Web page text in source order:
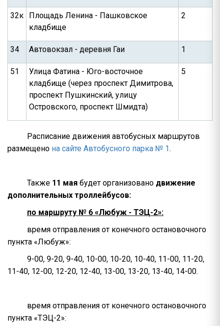
32к
Площадь Ленина - Пашковское
кладбище
2
34 Автовокзал - деревня Гаи 1
51
Улица Фатина - Юго-восточное
кладбище (через проспект Димитрова,
проспект Пушкинский, улицу
Островского, проспект Шмидта)
5
Расписание движения автобусных маршрутов
размещено на сайте Автобусного парка № 1.
Также 11 мая будет организовано движение
дополнительных троллейбусов:
по маршруту № 6 «Любуж - ТЭЦ-2»:
время отправления от конечного остановочного
пункта «Любуж»:
9-00, 9-20, 9-40, 10-00, 10-20, 10-40, 11-00, 11-20,
11-40, 12-00, 12-20, 12-40, 13-00, 13-20, 13-40, 14-00.
время отправления от конечного остановочного
пункта «ТЭЦ-2»: